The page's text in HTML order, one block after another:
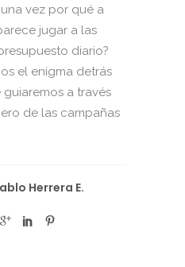
vez por qué a
jugar a las
diario?
el enigma detrás
a través
de las campañas
Herrera E.